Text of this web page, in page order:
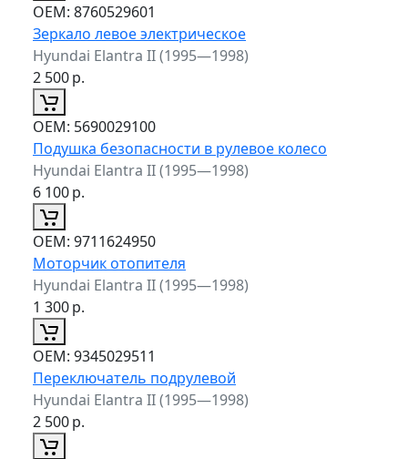
ОЕМ: 8760529601
Зеркало левое электрическое
Hyundai Elantra II (1995—1998)
2 500р.
ОЕМ: 5690029100
Подушка безопасности в рулевое колесо
Hyundai Elantra II (1995—1998)
6 100р.
ОЕМ: 9711624950
Моторчик отопителя
Hyundai Elantra II (1995—1998)
1 300р.
ОЕМ: 9345029511
Переключатель подрулевой
Hyundai Elantra II (1995—1998)
2 500р.